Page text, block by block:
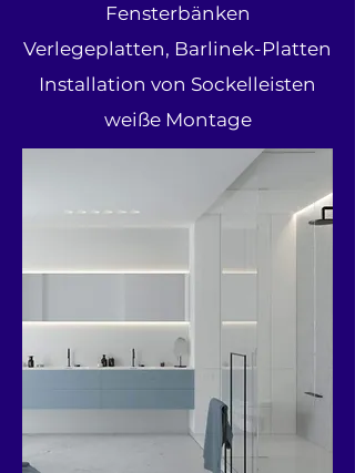
Fensterbänken
Verlegeplatten, Barlinek-Platten
Installation von Sockelleisten
weiße Montage